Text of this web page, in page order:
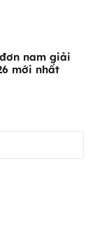
nam giải
mới nhất